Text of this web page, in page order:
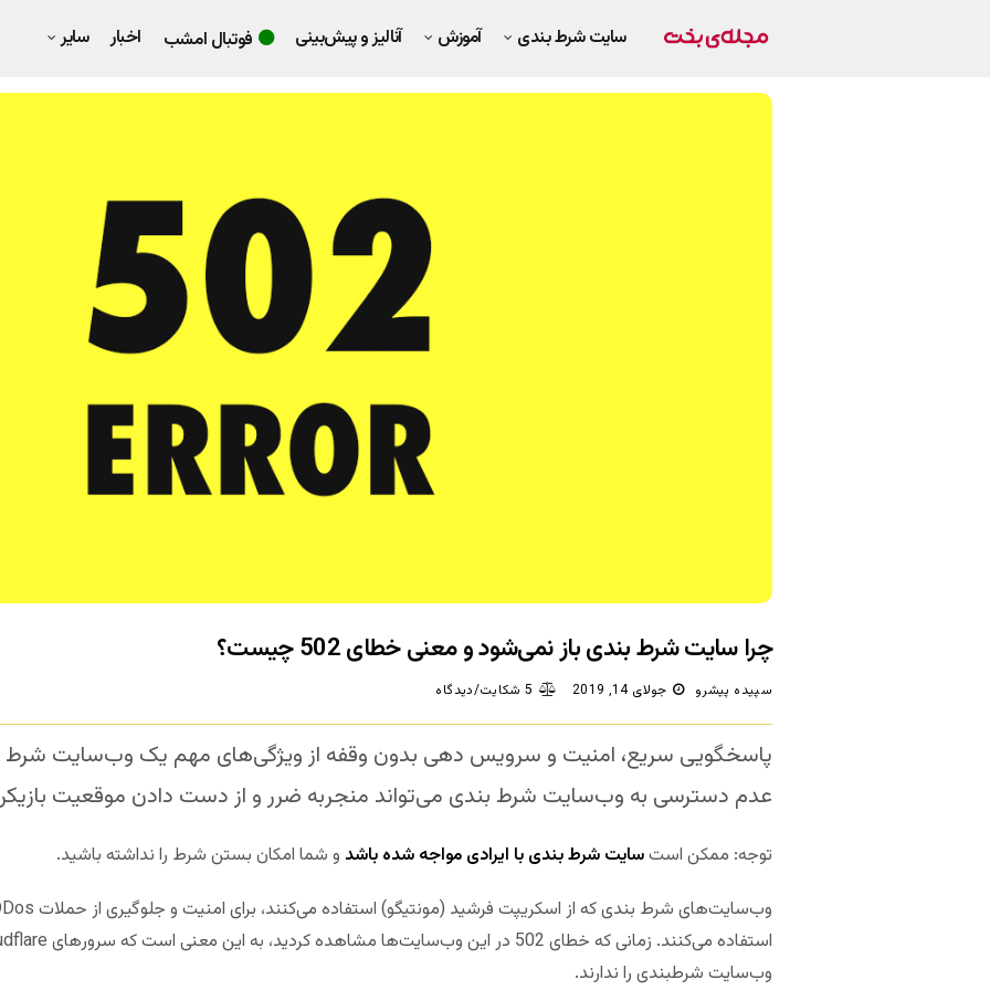
سایت شرط بندی آموزش آنالیز و پیش‌بینی فوتبال امشب اخبار سایر
چرا سایت شرط بندی باز نمی‌شود و معنی خطای 502 چیست؟
سپیده پیشرو جولای 14, 2019 5 شکایت/دیدگاه
پاسخگویی سریع، امنیت و سرویس دهی بدون وقفه از ویژگی‌های مهم یک وب‌سایت
عدم دسترسی به وب‌سایت شرط بندی می‌تواند منجربه ضرر و از دست دادن موقعیت
توجه: ممکن استسایت شرط بندی با ایرادی مواجه شده باشد و شما امکان بستن شرط را نداشته باشید.
وب‌سایت شرطبندی را ندارند.